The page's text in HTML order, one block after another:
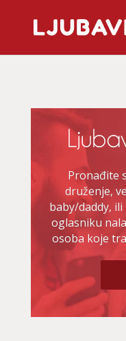
Pronađite
druženje,
baby/daddy,
oglasniku
osoba koje